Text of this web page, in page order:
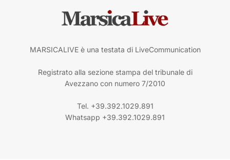
MARSICALIVE è una testata di LiveCommunication
Registrato alla sezione stampa del tribunale di
Avezzano con numero 7/2010
Tel. +39.392.1029.891
Whatsapp +39.392.1029.891